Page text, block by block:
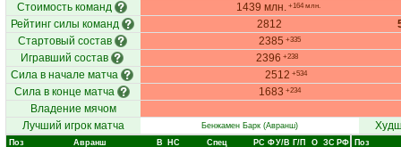
Стоимость команд 1439 млн. +164 млн.
Рейтинг силы команд 2812
Стартовый состав
2385 +335
Игравший состав 2396 +238
Сила в начале матча 2512 +534
Сила в конце матча 1683 +234
Владение мячом
Лучший игрок матча
Бенжамен Барк (Авранш)
Поз Авранш В НC Спец РC ФУ/В Г/П О ЗС РФ
Поз